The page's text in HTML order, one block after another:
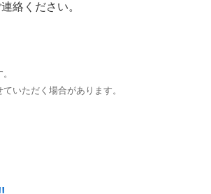
絡ください。
いただく場合があります。